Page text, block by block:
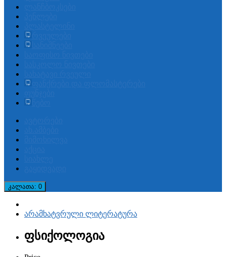
კალათა: 0
არამხატვრული ლიტერატურა
ფსიქოლოგია